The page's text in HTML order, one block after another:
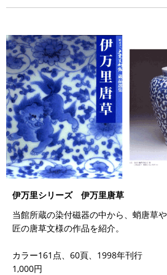
伊万里シリーズ 伊万里唐草
当館所蔵の染付磁器の中から、蛸唐草
匠の唐草文様の作品を紹介。
カラー161点、60頁、1998年刊行
1,000円